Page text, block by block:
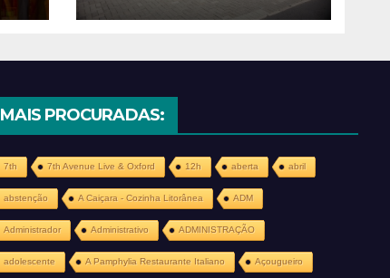
MAIS PROCURADAS:
7th 7th Avenue Live & Oxford 12h aberta abril
abstenção A Caiçara - Cozinha Litorânea ADM
Administrador Administrativo ADMINISTRAÇÃO
adolescente A Pamphylia Restaurante Italiano Açougueiro